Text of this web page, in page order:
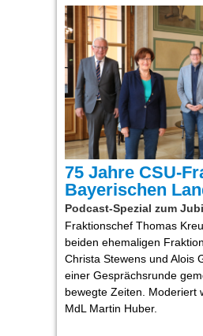
75 Jahre CSU-
Bayerischen
Podcast-Spezial zum
Fraktionschef Thomas
beiden ehemaligen
Christa Stewens und Alois
einer Gesprächsrunde
bewegte Zeiten. Moderiert
MdL Martin Huber.